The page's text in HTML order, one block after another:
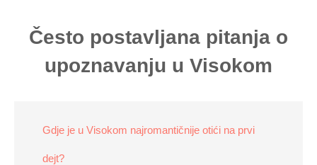
Često postavljana pitanja o
upoznavanju u Visokom
Gdje je u Visokom najromantičnije otići na prvi
dejt?